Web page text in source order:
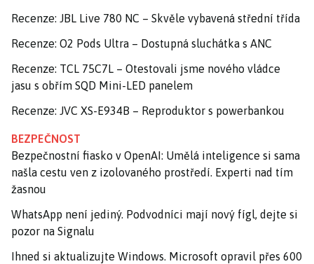
Recenze: JBL Live 780 NC – Skvěle vybavená střední třída
Recenze: O2 Pods Ultra – Dostupná sluchátka s ANC
Recenze: TCL 75C7L – Otestovali jsme nového vládce
jasu s obřím SQD Mini-LED panelem
Recenze: JVC XS-E934B – Reproduktor s powerbankou
BEZPEČNOST
Bezpečnostní fiasko v OpenAI: Umělá inteligence si sama
našla cestu ven z izolovaného prostředí. Experti nad tím
žasnou
WhatsApp není jediný. Podvodníci mají nový fígl, dejte si
pozor na Signalu
Ihned si aktualizujte Windows. Microsoft opravil přes 600